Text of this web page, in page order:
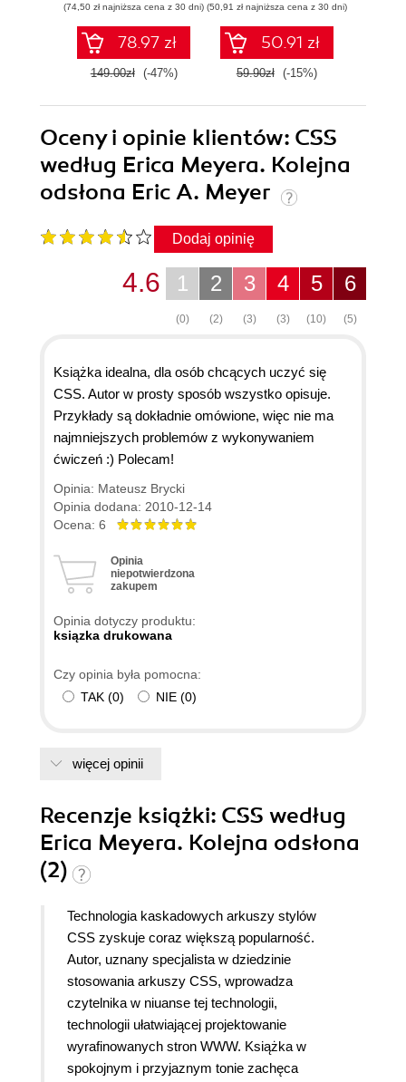
(74,50 zł najniższa cena z 30 dni)
78.97 zł
149.00zł (-47%)
(50,91 zł najniższa cena z 30 dni)
50.91 zł
59.90zł (-15%)
Oceny i opinie klientów: CSS
według Erica Meyera. Kolejna
odsłona Eric A. Meyer
Dodaj opinię
6
(5)
5
(10)
4
(3)
3
(3)
2
(2)
1
(0)
4.6
Książka idealna, dla osób chcących uczyć się
CSS. Autor w prosty sposób wszystko opisuje.
Przykłady są dokładnie omówione, więc nie ma
najmniejszych problemów z wykonywaniem
ćwiczeń :) Polecam!
Opinia: Mateusz Brycki
Opinia dodana: 2010-12-14
Ocena: 6
Opinia
niepotwierdzona
zakupem
Opinia dotyczy produktu:
ksiązka drukowana
Czy opinia była pomocna:
TAK (0) NIE (0)
więcej opinii
Recenzje książki: CSS według
Erica Meyera. Kolejna odsłona
(2)
Technologia kaskadowych arkuszy stylów
CSS zyskuje coraz większą popularność.
Autor, uznany specjalista w dziedzinie
stosowania arkuszy CSS, wprowadza
czytelnika w niuanse tej technologii,
technologii ułatwiającej projektowanie
wyrafinowanych stron WWW. Książka w
spokojnym i przyjaznym tonie zachęca